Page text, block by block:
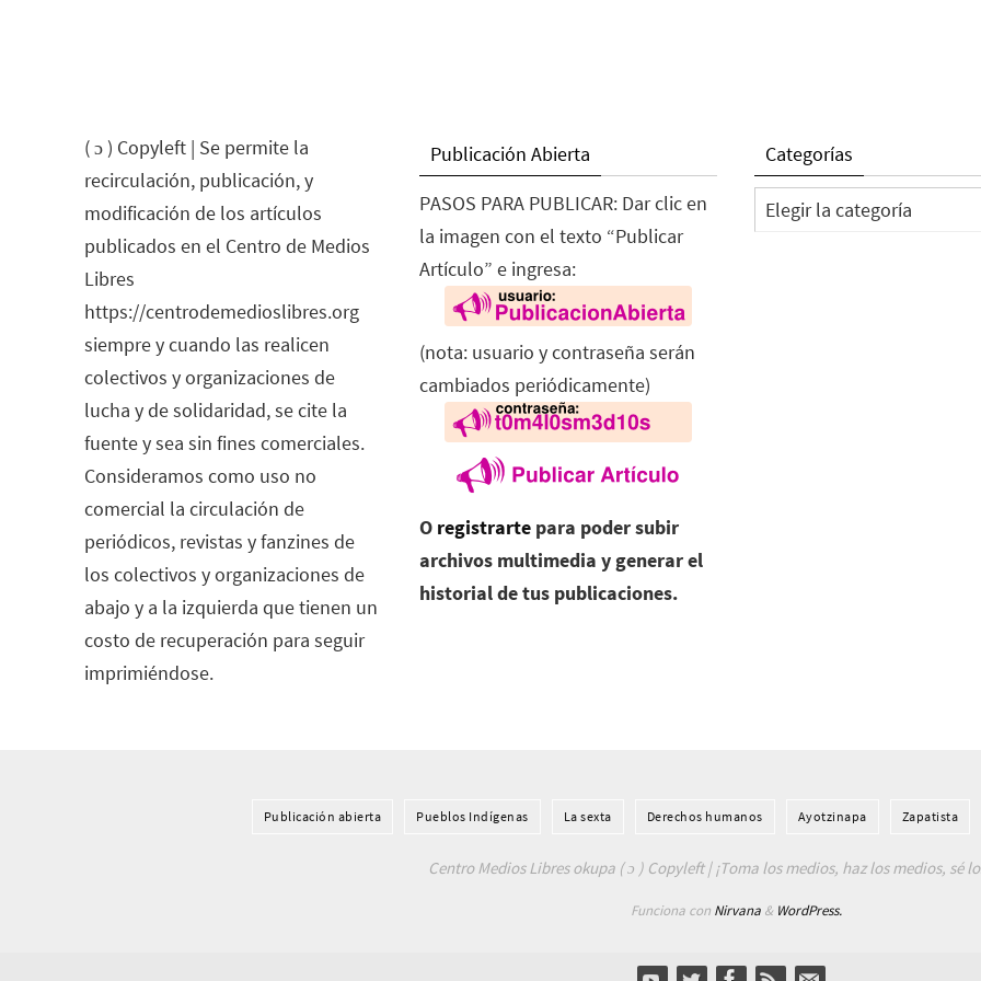
( ɔ ) Copyleft | Se permite la
recirculación, publicación, y
modificación de los artículos
publicados en el Centro de Medios
Libres
https://centrodemedioslibres.org
siempre y cuando las realicen
colectivos y organizaciones de
lucha y de solidaridad, se cite la
fuente y sea sin fines comerciales.
Consideramos como uso no
comercial la circulación de
periódicos, revistas y fanzines de
los colectivos y organizaciones de
abajo y a la izquierda que tienen un
costo de recuperación para seguir
imprimiéndose.
Publicación Abierta
PASOS PARA PUBLICAR: Dar clic en
la imagen con el texto “Publicar
Artículo” e ingresa:
(nota: usuario y contraseña serán
cambiados periódicamente)
O registrarte para poder subir
archivos multimedia y generar el
historial de tus publicaciones.
Categorías
Categorías
Publicación abierta Pueblos Indí­genas La sexta Derechos humanos Ayotzinapa Zapatista
Centro Medios Libres okupa ( ɔ ) Copyleft | ¡Toma los medios, haz los medios, sé
Funciona con Nirvana& WordPress.